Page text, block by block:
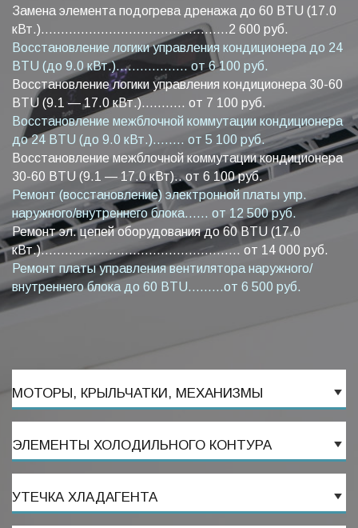
Замена элемента подогрева дренажа до 60 BTU (17.0
кВт.)...............................................2 600 руб.
Восстановление логики управления кондиционера до 24
BTU (до 9.0 кВт.).................. от 6 100 руб.
Восстановление логики управления кондиционера 30-60
BTU (9.1 — 17.0 кВт.)........... от 7 100 руб.
Восстановление межблочной коммутации кондиционера
до 24 BTU (до 9.0 кВт.)........ от 5 100 руб.
Восстановление межблочной коммутации кондиционера
30-60 BTU (9.1 — 17.0 кВт).. от 6 100 руб.
Ремонт (восстановление) электронной платы упр.
наружного/внутреннего блока...... от 12 500 руб.
Ремонт эл. цепей оборудования до 60 BTU (17.0
кВт.).................................................. от 14 000 руб.
Ремонт платы управления вентилятора наружного/
внутреннего блока до 60 BTU.........от 6 500 руб.
МОТОРЫ, КРЫЛЬЧАТКИ, МЕХАНИЗМЫ
ЭЛЕМЕНТЫ ХОЛОДИЛЬНОГО КОНТУРА
УТЕЧКА ХЛАДАГЕНТА